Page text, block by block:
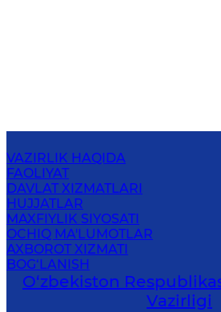
VAZIRLIK HAQIDA
FAOLIYAT
DAVLAT XIZMATLARI
HUJJATLAR
MAXFIYLIK SIYOSATI
OCHIQ MA'LUMOTLAR
AXBOROT XIZMATI
BOG‘LANISH
O‘zbеkistоn
Vаzirligi